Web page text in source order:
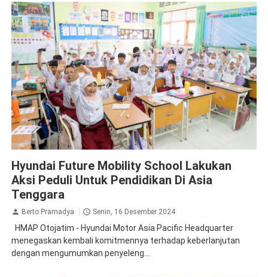
Hyundai Future Mobility School Lakukan
Aksi Peduli Untuk Pendidikan Di Asia
Tenggara
Berto Pramadya Senin, 16 Desember 2024
HMAP Otojatim - Hyundai Motor Asia Pacific Headquarter
menegaskan kembali komitmennya terhadap keberlanjutan
dengan mengumumkan penyeleng...